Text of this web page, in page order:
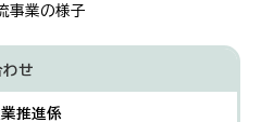
事業の様子
わせ
推進係